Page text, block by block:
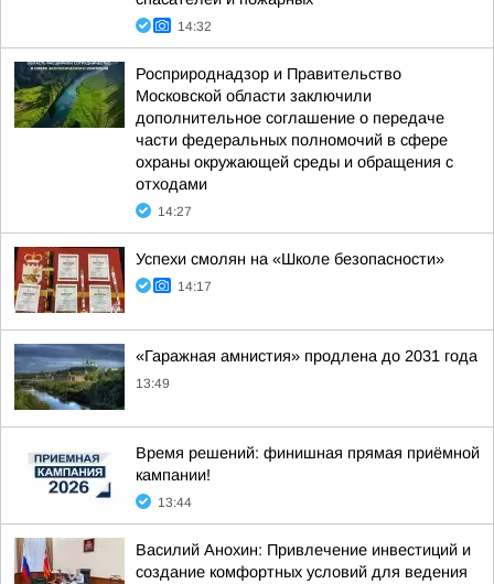
14:32
Росприроднадзор и Правительство
Московской области заключили
дополнительное соглашение о передаче
части федеральных полномочий в сфере
охраны окружающей среды и обращения с
отходами
14:27
Успехи смолян на «Школе безопасности»
14:17
«Гаражная амнистия» продлена до 2031 года
13:49
Время решений: финишная прямая приёмной
кампании!
13:44
Василий Анохин: Привлечение инвестиций и
создание комфортных условий для ведения